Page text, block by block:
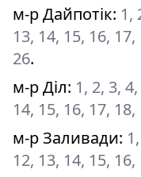
м-р Дайпотік: 1,
13, 14, 15, 16,
26.
м-р Діл: 1, 2, 3,
14, 15, 16, 17,
м-р Заливади:
12, 13, 14, 15, 16,